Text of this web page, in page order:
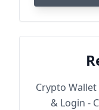
Crypto
& Login -